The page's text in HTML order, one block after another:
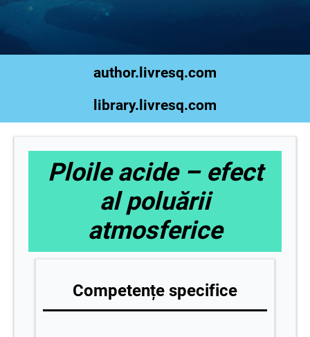
author.livresq.com
library.livresq.com
Ploile acide – efect
al poluării
atmosferice
Competențe specifice